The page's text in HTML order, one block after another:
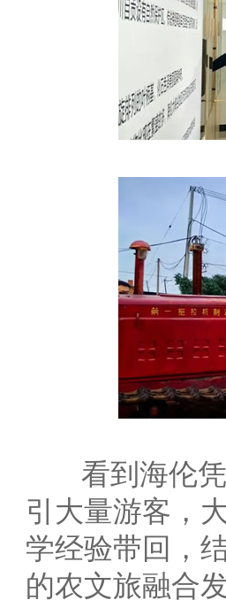
看到海伦凭
引大量游客，
学经验带回，
的农文旅融合